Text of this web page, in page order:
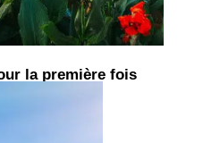
la première fois